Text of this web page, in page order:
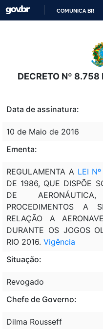
COMUNICA BR
DECRETO Nº 8.758
Data de assinatura:
10 de Maio de 2016
Ementa:
REGULAMENTA A LEI
DE 1986, QUE DISPÕE
DE
PROCEDIMENTOS A
RELAÇÃO A
DURANTE OS JOGOS
RIO 2016. Vigência
Situação:
Revogado
Chefe de Governo:
Dilma Rousseff